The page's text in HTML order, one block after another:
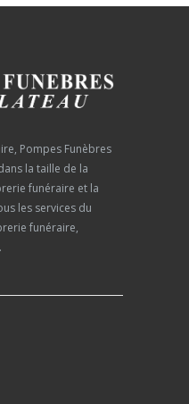
Pompes Funèbres
la taille de la
funéraire et la
les services du
funéraire,